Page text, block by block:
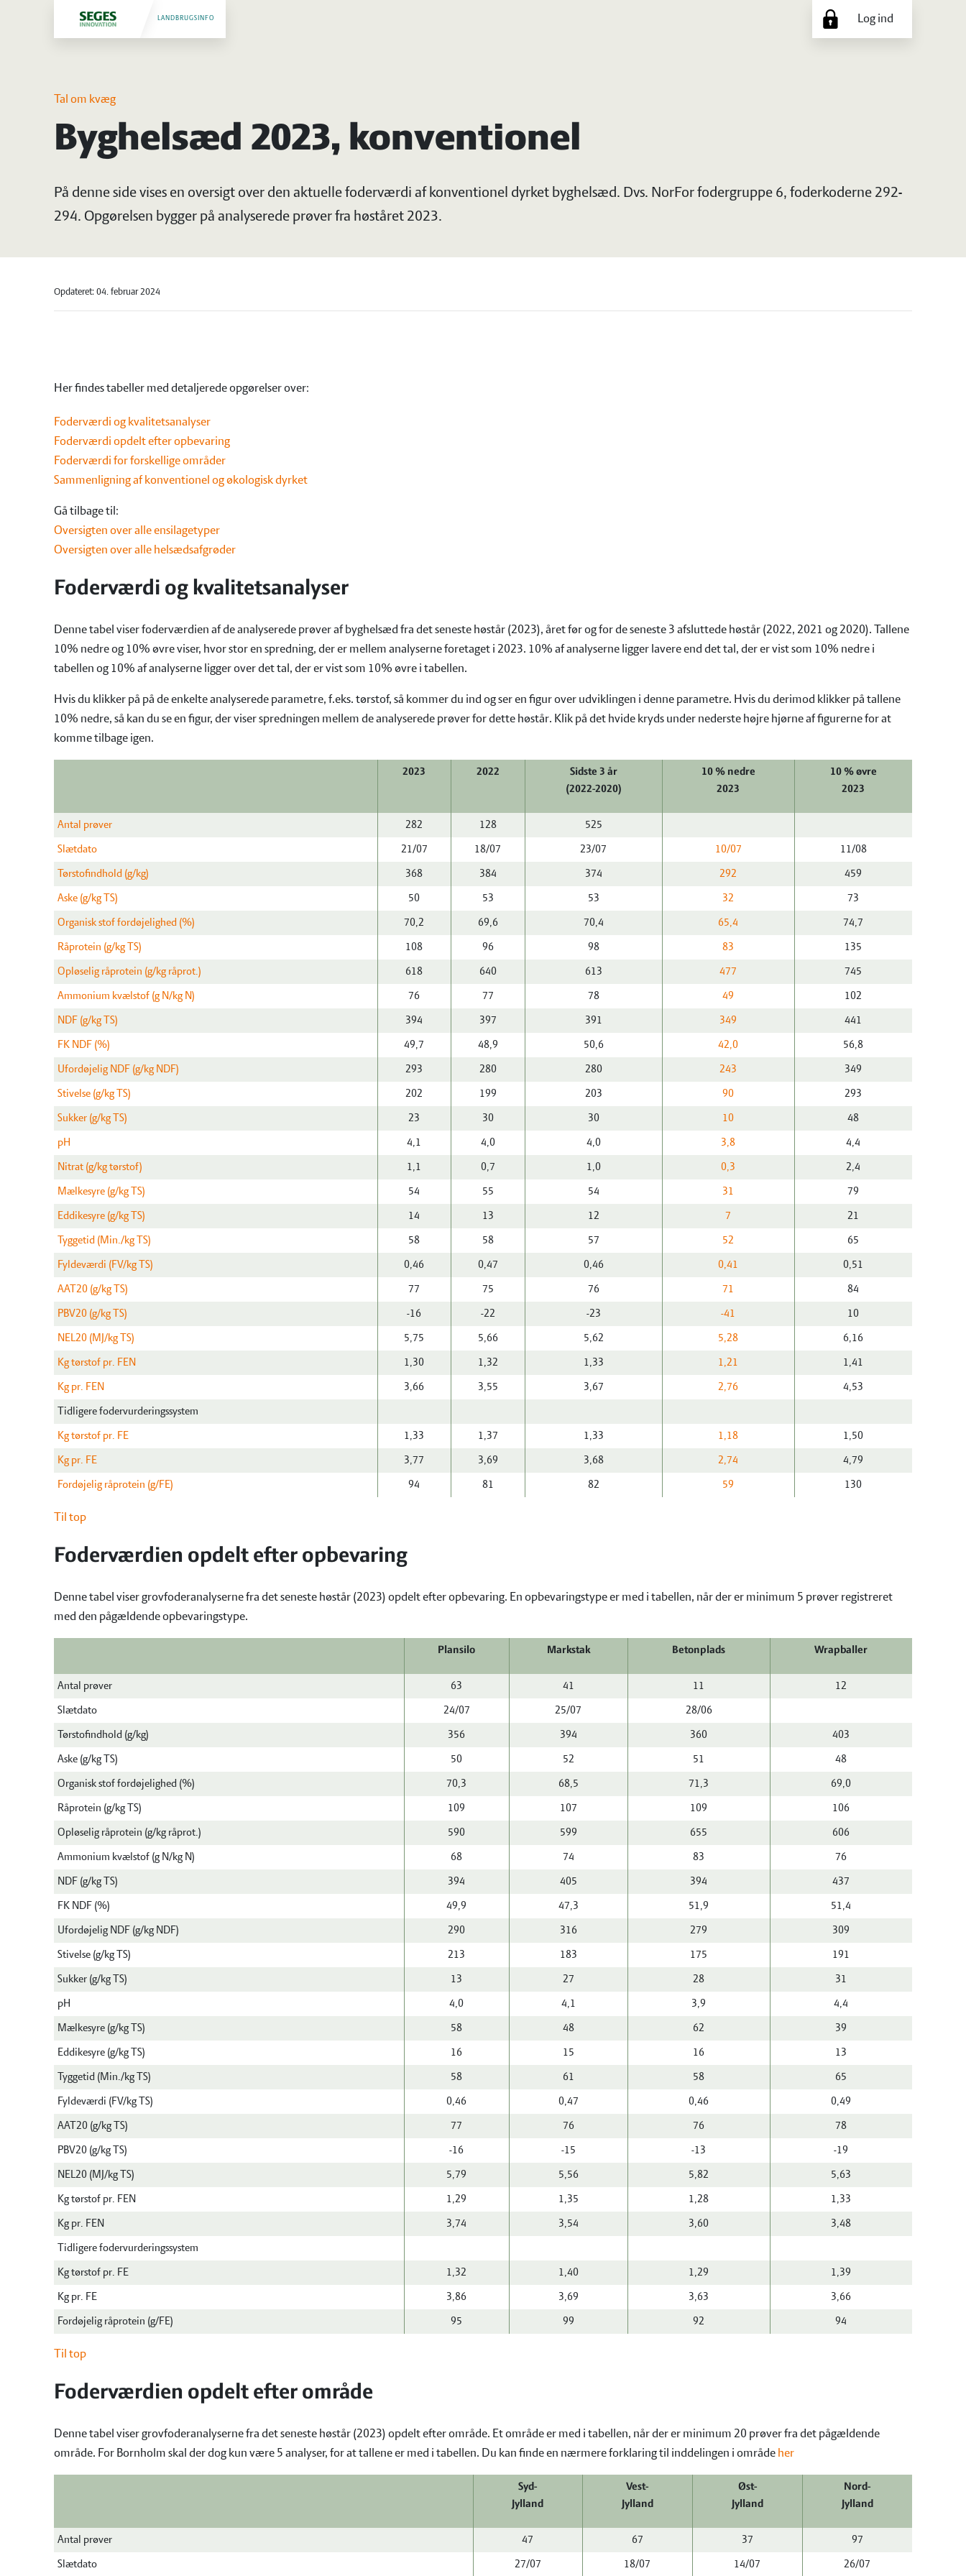
LANDBRUGSINFO Log ind
Tal om kvæg
Byghelsæd 2023, konventionel
På denne side vises en oversigt over den aktuelle foderværdi af konventionel dyrket byghelsæd. Dvs. NorFor fodergruppe 6, foderkoderne 292-
294. Opgørelsen bygger på analyserede prøver fra høståret 2023.
Opdateret: 04. februar 2024
Her findes tabeller med detaljerede opgørelser over:
Foderværdi og kvalitetsanalyser
Foderværdi opdelt efter opbevaring
Foderværdi for forskellige områder
Sammenligning af konventionel og økologisk dyrket
Gå tilbage til:
Oversigten over alle ensilagetyper
Oversigten over alle helsædsafgrøder
Foderværdi og kvalitetsanalyser
Denne tabel viser foderværdien af de analyserede prøver af byghelsæd fra det seneste høstår (2023), året før og for de seneste 3 afsluttede høstår (2022, 2021 og 2020). Tallene
10% nedre og 10% øvre viser, hvor stor en spredning, der er mellem analyserne foretaget i 2023. 10% af analyserne ligger lavere end det tal, der er vist som 10% nedre i
tabellen og 10% af analyserne ligger over det tal, der er vist som 10% øvre i tabellen.
Hvis du klikker på på de enkelte analyserede parametre, f.eks. tørstof, så kommer du ind og ser en figur over udviklingen i denne parametre. Hvis du derimod klikker på tallene
10% nedre, så kan du se en figur, der viser spredningen mellem de analyserede prøver for dette høstår. Klik på det hvide kryds under nederste højre hjørne af figurerne for at
komme tilbage igen.
2023 2022
Sidste 3 år
(2022-2020)
10 % nedre
2023
10 % øvre
2023
Antal prøver 282 128 525
Slætdato 21/07 18/07 23/07 10/07 11/08
Tørstofindhold (g/kg) 368 384 374 292 459
Aske (g/kg TS) 50 53 53 32 73
Organisk stof fordøjelighed (%) 70,2 69,6 70,4 65,4 74,7
Råprotein (g/kg TS) 108 96 98 83 135
Opløselig råprotein (g/kg råprot.) 618 640 613 477 745
Ammonium kvælstof (g N/kg N) 76 77 78 49 102
NDF (g/kg TS) 394 397 391 349 441
FK NDF (%) 49,7 48,9 50,6 42,0 56,8
Ufordøjelig NDF (g/kg NDF) 293 280 280 243 349
Stivelse (g/kg TS) 202 199 203 90 293
Sukker (g/kg TS) 23 30 30 10 48
pH 4,1 4,0 4,0 3,8 4,4
Nitrat (g/kg tørstof) 1,1 0,7 1,0 0,3 2,4
Mælkesyre (g/kg TS) 54 55 54 31 79
Eddikesyre (g/kg TS) 14 13 12 7 21
Tyggetid (Min./kg TS) 58 58 57 52 65
Fyldeværdi (FV/kg TS) 0,46 0,47 0,46 0,41 0,51
AAT20 (g/kg TS) 77 75 76 71 84
PBV20 (g/kg TS) -16 -22 -23 -41 10
NEL20 (MJ/kg TS) 5,75 5,66 5,62 5,28 6,16
Kg tørstof pr. FEN 1,30 1,32 1,33 1,21 1,41
Kg pr. FEN 3,66 3,55 3,67 2,76 4,53
Tidligere fodervurderingssystem
Kg tørstof pr. FE 1,33 1,37 1,33 1,18 1,50
Kg pr. FE 3,77 3,69 3,68 2,74 4,79
Fordøjelig råprotein (g/FE) 94 81 82 59 130
Til top
Foderværdien opdelt efter opbevaring
Denne tabel viser grovfoderanalyserne fra det seneste høstår (2023) opdelt efter opbevaring. En opbevaringstype er med i tabellen, når der er minimum 5 prøver registreret
med den pågældende opbevaringstype.
Plansilo Markstak Betonplads Wrapballer
Antal prøver 63 41 11 12
Slætdato 24/07 25/07 28/06
Tørstofindhold (g/kg) 356 394 360 403
Aske (g/kg TS) 50 52 51 48
Organisk stof fordøjelighed (%) 70,3 68,5 71,3 69,0
Råprotein (g/kg TS) 109 107 109 106
Opløselig råprotein (g/kg råprot.) 590 599 655 606
Ammonium kvælstof (g N/kg N) 68 74 83 76
NDF (g/kg TS) 394 405 394 437
FK NDF (%) 49,9 47,3 51,9 51,4
Ufordøjelig NDF (g/kg NDF) 290 316 279 309
Stivelse (g/kg TS) 213 183 175 191
Sukker (g/kg TS) 13 27 28 31
pH 4,0 4,1 3,9 4,4
Mælkesyre (g/kg TS) 58 48 62 39
Eddikesyre (g/kg TS) 16 15 16 13
Tyggetid (Min./kg TS) 58 61 58 65
Fyldeværdi (FV/kg TS) 0,46 0,47 0,46 0,49
AAT20 (g/kg TS) 77 76 76 78
PBV20 (g/kg TS) -16 -15 -13 -19
NEL20 (MJ/kg TS) 5,79 5,56 5,82 5,63
Kg tørstof pr. FEN 1,29 1,35 1,28 1,33
Kg pr. FEN 3,74 3,54 3,60 3,48
Tidligere fodervurderingssystem
Kg tørstof pr. FE 1,32 1,40 1,29 1,39
Kg pr. FE 3,86 3,69 3,63 3,66
Fordøjelig råprotein (g/FE) 95 99 92 94
Til top
Foderværdien opdelt efter område
Denne tabel viser grovfoderanalyserne fra det seneste høstår (2023) opdelt efter område. Et område er med i tabellen, når der er minimum 20 prøver fra det pågældende
område. For Bornholm skal der dog kun være 5 analyser, for at tallene er med i tabellen. Du kan finde en nærmere forklaring til inddelingen i område her
Syd-
Jylland
Vest-
Jylland
Øst-
Jylland
Nord-
Jylland
Antal prøver 47 67 37 97
Slætdato 27/07 18/07 14/07 26/07